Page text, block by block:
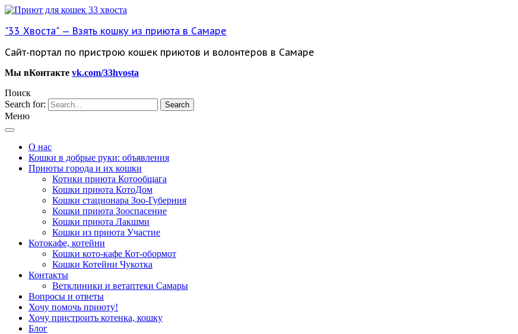
"33 Хвоста" — Взять кошку из приюта в Самаре
Сайт-портал по пристрою кошек приютов и волонтеров в Самаре
Мы вКонтакте vk.com/33hvosta
Поиск
Search for:
Меню
О нас
Кошки в добрые руки: объявления
Приюты города и их кошки
Котики приюта Котообщага
Кошки приюта КотоДом
Кошки стационара Зоо-Губерния
Кошки приюта Зооспасение
Кошки приюта Лакшми
Кошки из приюта Участие
Котокафе, котейни
Кошки кото-кафе Кот-обормот
Кошки Котейни Чукотка
Контакты
Ветклиники и ветаптеки Самары
Вопросы и ответы
Хочу помочь приюту!
Хочу пристроить котенка, кошку
Блог